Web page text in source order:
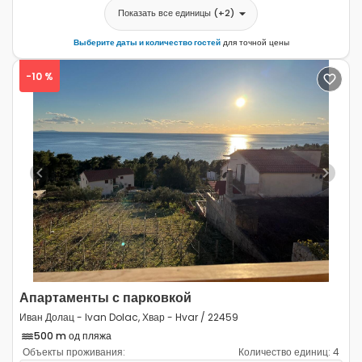
Показать все единицы (+2)
Выберите даты и количество гостейдля точной цены
Previous Next
-10 %
Апартаменты с парковкой
Иван Долац - Ivan Dolac, Хвар - Hvar / 22459
500 m од пляжа
Объекты проживания:
Количество единиц: 4